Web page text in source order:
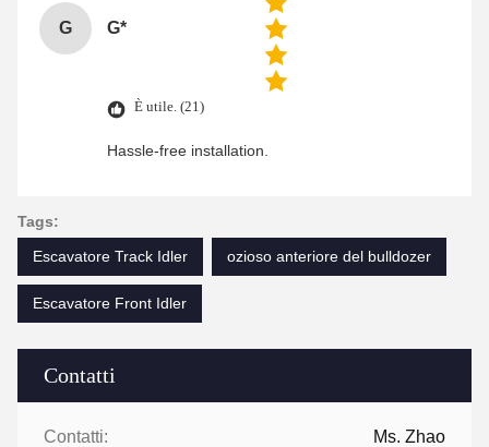
Contatti
Contatti: Ms. Zhao
G G*
È utile. (21)
Hassle-free installation.
Tags:
Escavatore Track Idler
ozioso anteriore del bulldozer
Escavatore Front Idler